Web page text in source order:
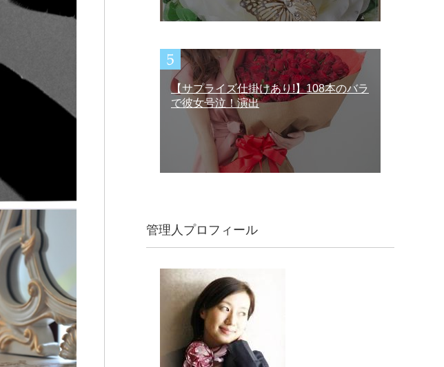
【サプライズ仕掛けあり!】108本のバラ
で彼女号泣！演出
管理人プロフィール